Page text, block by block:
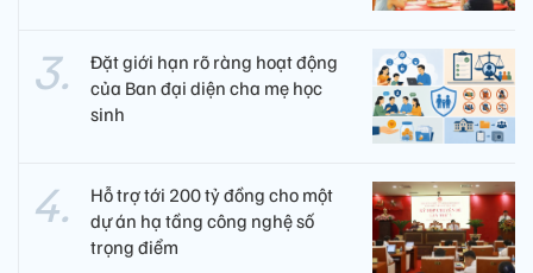
Đặt giới hạn rõ ràng hoạt động
của Ban đại diện cha mẹ học
sinh
Hỗ trợ tới 200 tỷ đồng cho một
dự án hạ tầng công nghệ số
trọng điểm